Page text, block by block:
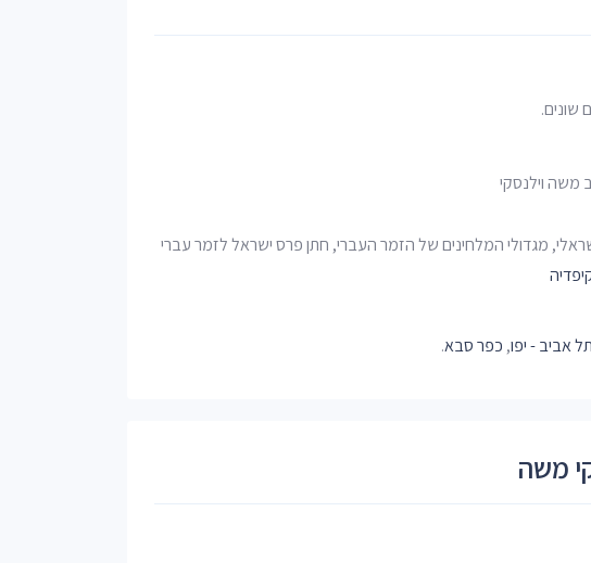
משה וילנסקי
מגדולי המלחינים של הזמר העברי, חתן פרס ישראל לזמר עברי
תל אביב - יפו, כפר סבא.
משה